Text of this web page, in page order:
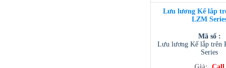
Lưu lương Kế lắp
LZM
Mã số :
Lưu lương Kế lắp trên
Series